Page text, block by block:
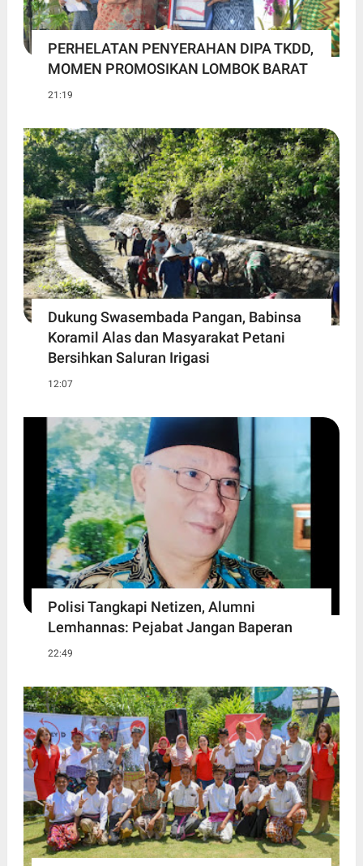
PERHELATAN PENYERAHAN DIPA TKDD,
MOMEN PROMOSIKAN LOMBOK BARAT
21:19
Dukung Swasembada Pangan, Babinsa
Koramil Alas dan Masyarakat Petani
Bersihkan Saluran Irigasi
12:07
Polisi Tangkapi Netizen, Alumni
Lemhannas: Pejabat Jangan Baperan
22:49